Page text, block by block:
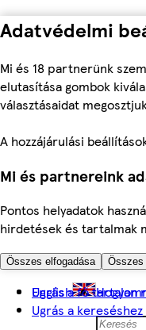
Adatvédelmi
Mi és 18 partnerünk
elutasítása gombok
választásaidat
A hozzájárulási
Mi és partnereink
Pontos helyadatok
hirdetések és tartalmak
Összes elfogadása
Ugrás a fő
Ugrás a kereséshez
English Hogyan